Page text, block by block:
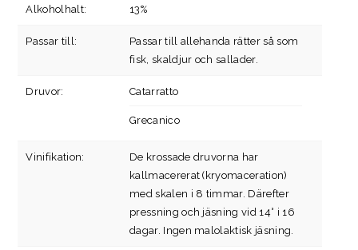
Alkoholhalt: 13%
Passar till:
Passar till allehanda rätter så som
fisk, skaldjur och sallader.
Druvor: Catarratto
Grecanico
Vinifikation:
De krossade druvorna har
kallmacererat (kryomaceration)
med skalen i 8 timmar. Därefter
pressning och jäsning vid 14° i 16
dagar. Ingen malolaktisk jäsning.